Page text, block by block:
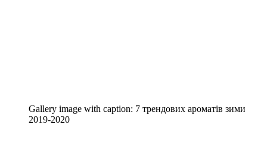
Gallery image with caption: 7 трендових ароматів зими
2019-2020